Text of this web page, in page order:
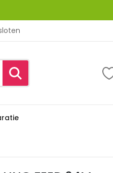
FEED 24M